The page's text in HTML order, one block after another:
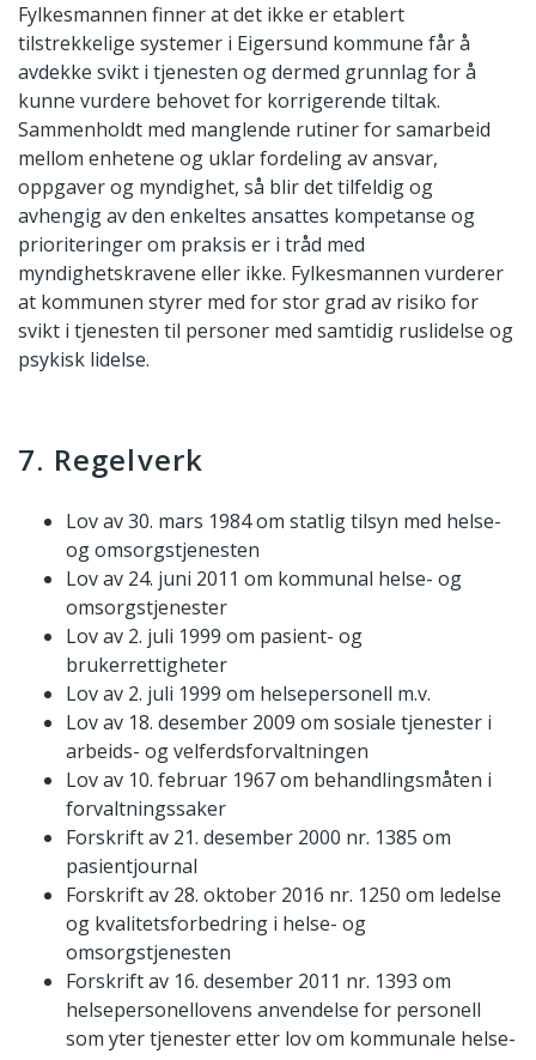
Fylkesmannen finner at det ikke er etablert
tilstrekkelige systemer i Eigersund kommune får å
avdekke svikt i tjenesten og dermed grunnlag for å
kunne vurdere behovet for korrigerende tiltak.
Sammenholdt med manglende rutiner for samarbeid
mellom enhetene og uklar fordeling av ansvar,
oppgaver og myndighet, så blir det tilfeldig og
avhengig av den enkeltes ansattes kompetanse og
prioriteringer om praksis er i tråd med
myndighetskravene eller ikke. Fylkesmannen vurderer
at kommunen styrer med for stor grad av risiko for
svikt i tjenesten til personer med samtidig ruslidelse og
psykisk lidelse.
7. Regelverk
Lov av 30. mars 1984 om statlig tilsyn med helse-
og omsorgstjenesten
Lov av 24. juni 2011 om kommunal helse- og
omsorgstjenester
Lov av 2. juli 1999 om pasient- og
brukerrettigheter
Lov av 2. juli 1999 om helsepersonell m.v.
Lov av 18. desember 2009 om sosiale tjenester i
arbeids- og velferdsforvaltningen
Lov av 10. februar 1967 om behandlingsmåten i
forvaltningssaker
Forskrift av 21. desember 2000 nr. 1385 om
pasientjournal
Forskrift av 28. oktober 2016 nr. 1250 om ledelse
og kvalitetsforbedring i helse- og
omsorgstjenesten
Forskrift av 16. desember 2011 nr. 1393 om
helsepersonellovens anvendelse for personell
som yter tjenester etter lov om kommunale helse-